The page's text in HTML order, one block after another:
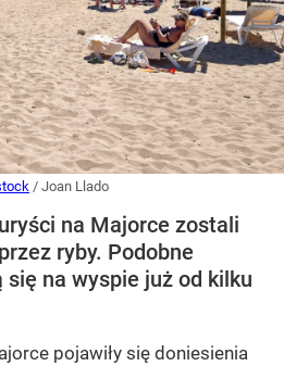
/ Joan Llado
na Majorce zostali
ryby. Podobne
na wyspie już od kilku
pojawiły się doniesienia